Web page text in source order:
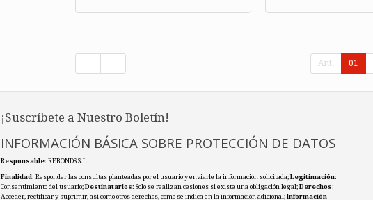
Ant. 01
¡Suscríbete a Nuestro Boletín!
INFORMACIÓN BÁSICA SOBRE PROTECCIÓN DE DATOS
Responsable: REBONDS S.L.
Finalidad: Responder las consultas planteadas por el usuario y enviarle la información solicitada;Legitimación:
Consentimiento del usuario;Destinatarios: Solo se realizan cesiones si existe una obligación legal;Derechos:
Acceder, rectificar y suprimir, así como otros derechos, como se indica en la información adicional;Información